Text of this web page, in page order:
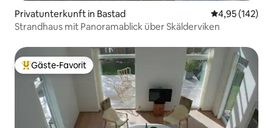
Privatunterkunft in Bastad
4,95 (142)
Strandhaus mit Panoramablick über Skälderviken
Beliebter Gäste-Favorit.
Gäste-Favorit